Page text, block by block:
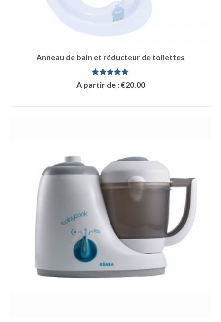
Anneau de bain et réducteur de toilettes
Note 5.00
sur 5
A partir de :€20.00